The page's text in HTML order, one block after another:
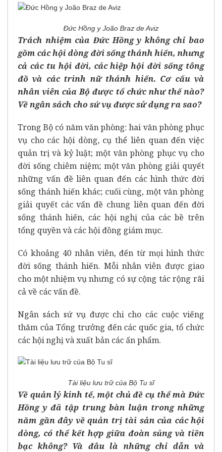
Đức Hồng y João Braz de Aviz
Trách nhiệm của Đức Hồng y không chỉ bao
gồm các hội dòng đời sống thánh hiến, nhưng
cả các tu hội đời, các hiệp hội đời sống tông
đồ và các trinh nữ thánh hiến. Cơ cấu và
nhân viên của Bộ được tổ chức như thế nào?
Về ngân sách cho sứ vụ được sử dụng ra sao?
Trong Bộ có năm văn phòng: hai văn phòng phục
vụ cho các hội dòng, cụ thể liên quan đến việc
quản trị và kỷ luật; một văn phòng phục vụ cho
đời sống chiêm niệm; một văn phòng giải quyết
những vấn đề liên quan đến các hình thức đời
sống thánh hiến khác; cuối cùng, một văn phòng
giải quyết các vấn đề chung liên quan đến đời
sống thánh hiến, các hội nghị của các bề trên
tổng quyền và các hội đồng giám mục.
Có khoảng 40 nhân viên, đến từ mọi hình thức
đời sống thánh hiến. Mỗi nhân viên được giao
cho một nhiệm vụ nhưng có sự cộng tác rộng rãi
cả về các vấn đề.
Ngân sách sứ vụ được chi cho các cuộc viếng
thăm của Tổng trưởng đến các quốc gia, tổ chức
các hội nghị và xuất bản các ấn phẩm.
Tài liệu lưu trữ của Bộ Tu sĩ
Về quản lý kinh tế, một chủ đề cụ thể mà Đức
Hồng y đã tập trung bàn luận trong những
năm gần đây về quản trị tài sản của các hội
dòng, có thể kết hợp giữa đoàn sủng và tiền
bạc không? Và đâu là những chỉ dẫn và